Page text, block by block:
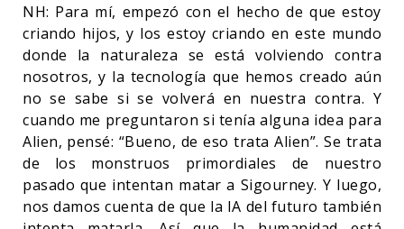
NH: Para mí, empezó con el hecho de que estoy
criando hijos, y los estoy criando en este mundo
donde la naturaleza se está volviendo contra
nosotros, y la tecnología que hemos creado aún
no se sabe si se volverá en nuestra contra. Y
cuando me preguntaron si tenía alguna idea para
Alien, pensé: “Bueno, de eso trata Alien”. Se trata
de los monstruos primordiales de nuestro
pasado que intentan matar a Sigourney. Y luego,
nos damos cuenta de que la IA del futuro también